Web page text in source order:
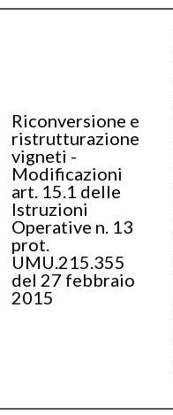
Riconversione e
ristrutturazione
vigneti -
Modificazioni
art. 15.1 delle
Istruzioni
Operative n. 13
prot.
UMU.215.355
del 27 febbraio
2015